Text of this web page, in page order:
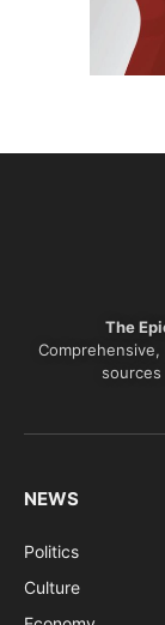
The
sources
NEWS
Politics
Culture